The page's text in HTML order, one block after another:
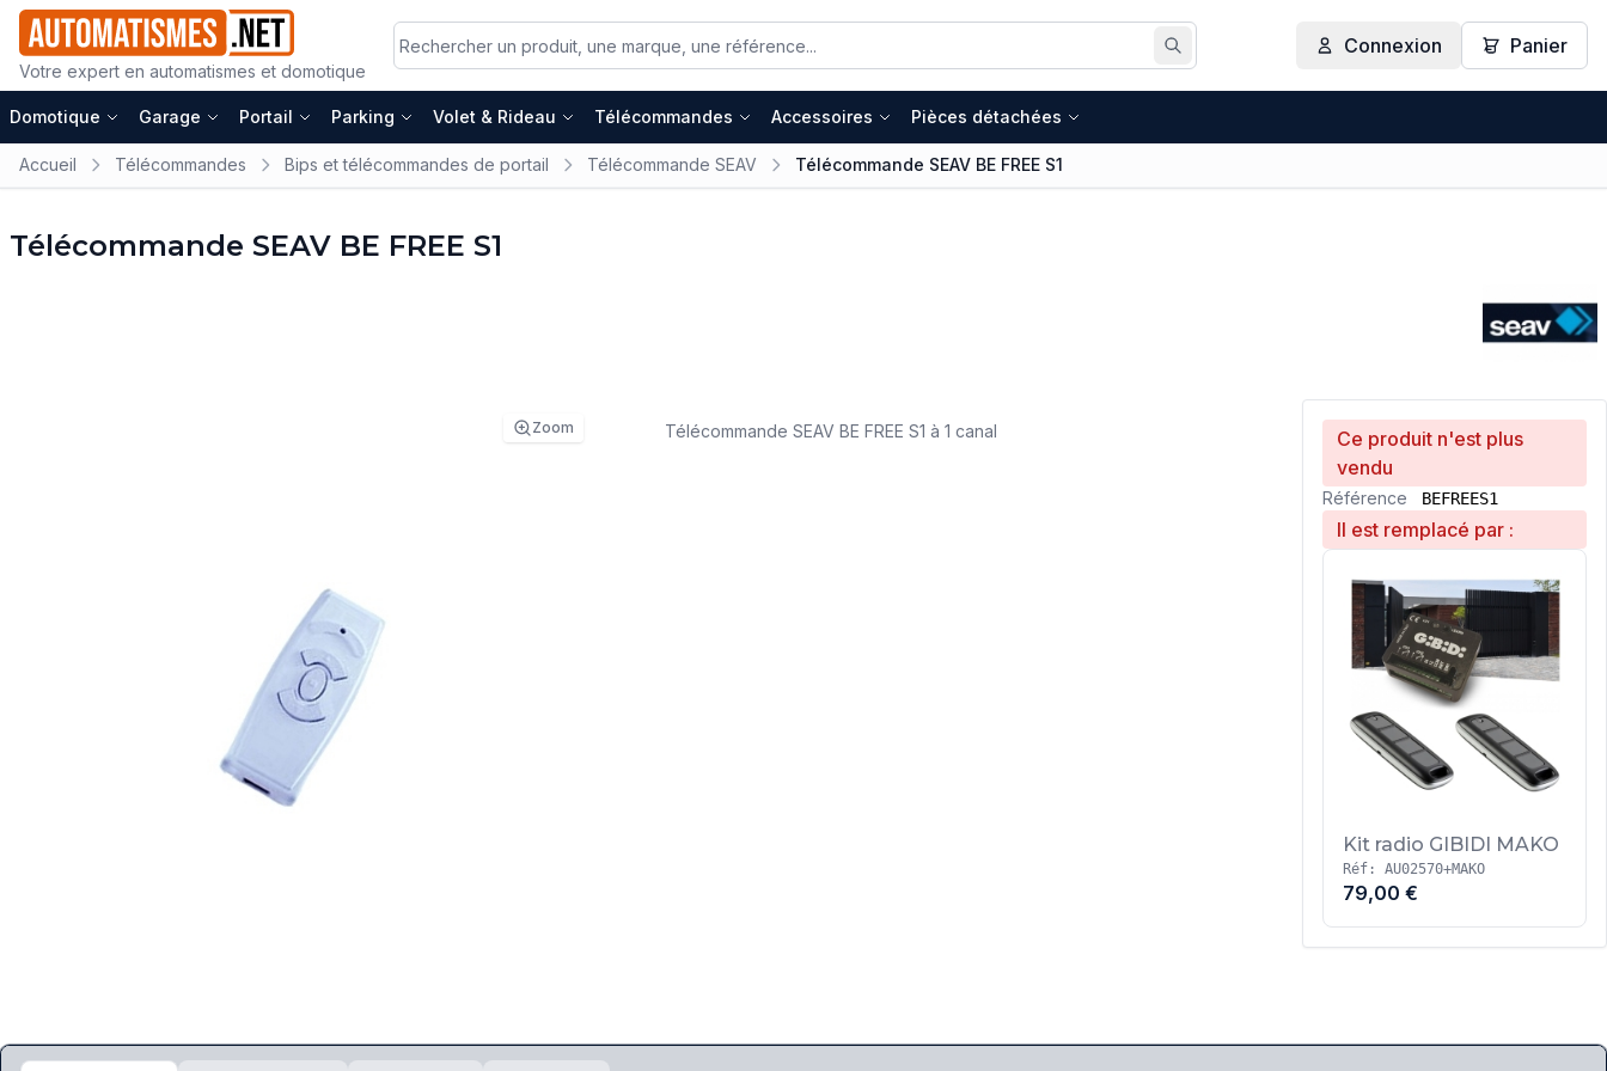
Votre expert en automatismes et domotique
Rechercher
Connexion Panier
Domotique Garage Portail Parking Volet & Rideau Télécommandes Accessoires Pièces détachées
Accueil Télécommandes Bips et télécommandes de portail Télécommande SEAV Télécommande SEAV BE FREE S1
Télécommande SEAV BE FREE S1
Zoom
Ce produit n'est plus
vendu
Référence BEFREES1
Il est remplacé par :
Kit radio GIBIDI MAKO
Réf: AU02570+MAKO
79,00 €
Télécommande SEAV BE FREE S1 à 1 canal